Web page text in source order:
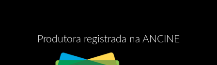
Produtora registrada na ANCINE